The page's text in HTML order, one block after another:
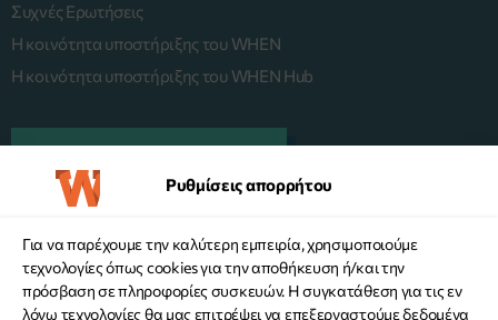
Ρυθμίσεις απορρήτου
Για να παρέχουμε την καλύτερη εμπειρία, χρησιμοποιούμε
τεχνολογίες όπως cookies για την αποθήκευση ή/και την
πρόσβαση σε πληροφορίες συσκευών. Η συγκατάθεση για τις εν
λόγω τεχνολογίες θα μας επιτρέψει να επεξεργαστούμε δεδομένα
Συχνές Ερωτήσεις
Η κοινότητα υποστήριξης του WHEN
Η κοινότητα υποστήριξης του WHEN Hub
KANE ΔΩΡΕΑ